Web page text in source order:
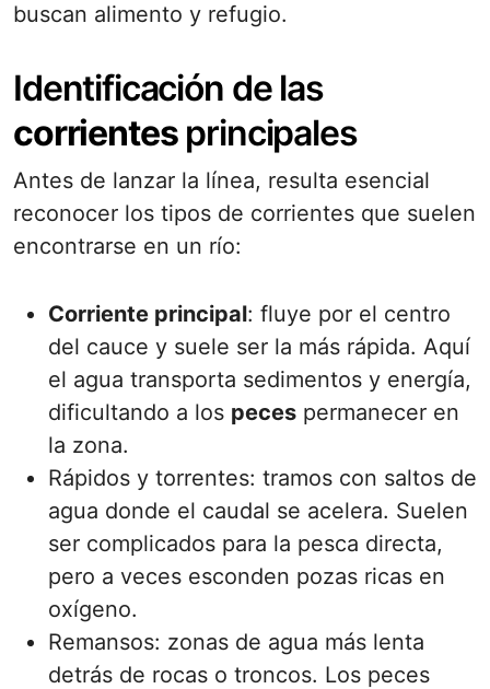
buscan alimento y refugio.
Identificación de las
corrientesprincipales
Antes de lanzar la línea, resulta esencial
reconocer los tipos de corrientes que suelen
encontrarse en un río:
Corriente principal: fluye por el centro
del cauce y suele ser la más rápida. Aquí
el agua transporta sedimentos y energía,
dificultando a los peces permanecer en
la zona.
Rápidos y torrentes: tramos con saltos de
agua donde el caudal se acelera. Suelen
ser complicados para la pesca directa,
pero a veces esconden pozas ricas en
oxígeno.
Remansos: zonas de agua más lenta
detrás de rocas o troncos. Los peces